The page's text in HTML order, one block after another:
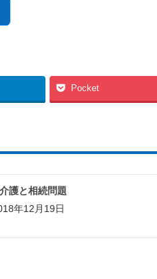
Pocket
護と相続問題
年12月19日